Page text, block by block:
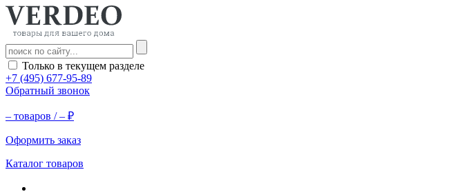
Только в текущем разделе
+7 (495) 677-95-89
Обратный звонок
– товаров /– ₽
Оформить заказ
Каталог товаров